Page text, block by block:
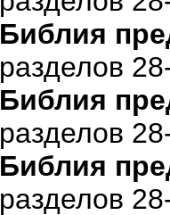
Библия
разделов
Библия
разделов
Библия
разделов